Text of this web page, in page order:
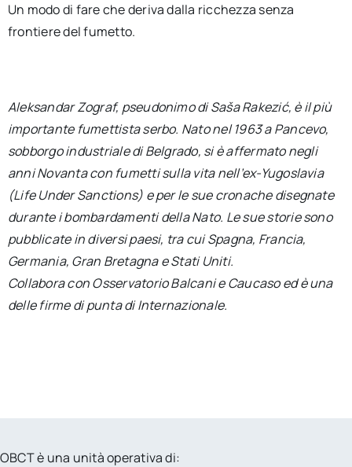
Un modo di fare che deriva dalla ricchezza senza
frontiere del fumetto.
Aleksandar Zograf, pseudonimo di Saša Rakezić, è il più
importante fumettista serbo. Nato nel 1963 a Pancevo,
sobborgo industriale di Belgrado, si è affermato negli
anni Novanta con fumetti sulla vita nell’ex-Yugoslavia
(Life Under Sanctions) e per le sue cronache disegnate
durante i bombardamenti della Nato. Le sue storie sono
pubblicate in diversi paesi, tra cui Spagna, Francia,
Germania, Gran Bretagna e Stati Uniti.
Collabora con Osservatorio Balcani e Caucaso ed è una
delle firme di punta di Internazionale.
OBCT è una unità operativa di: